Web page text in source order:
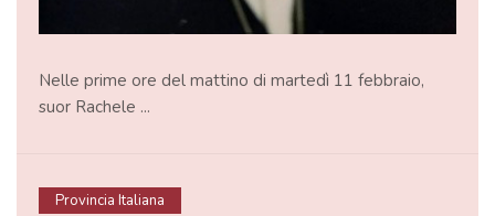
Nelle prime ore del mattino di martedì 11 febbraio,
suor Rachele ...
Provincia Italiana